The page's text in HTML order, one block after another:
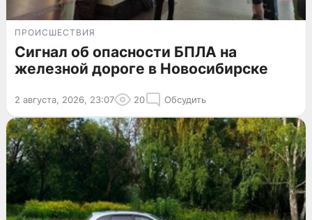
ПРОИСШЕСТВИЯ
Сигнал об опасности БПЛА на
железной дороге в Новосибирске
2 августа, 2026, 23:07 20 Обсудить